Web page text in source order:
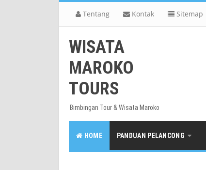
Tentang Kontak Sitemap
WISATA
MAROKO
TOURS
Bimbingan Tour & Wisata Maroko
HOME PANDUAN PELANCONG